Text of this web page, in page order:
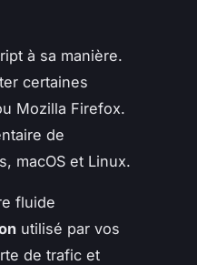
à sa manière.
certaines
Mozilla Firefox.
de
macOS et Linux.
fluide
utilisé par vos
de trafic et